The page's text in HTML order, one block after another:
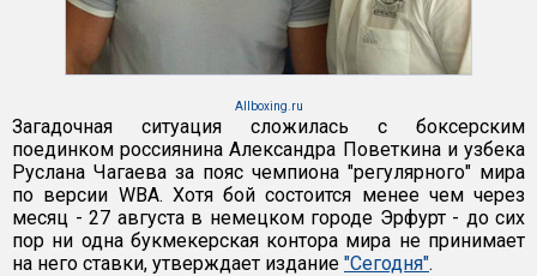
Allboxing.ru
Загадочная ситуация сложилась с боксерским
поединком россиянина Александра Поветкина и узбека
Руслана Чагаева за пояс чемпиона "регулярного" мира
по версии WBA. Хотя бой состоится менее чем через
месяц - 27 августа в немецком городе Эрфурт - до сих
пор ни одна букмекерская контора мира не принимает
на него ставки, утверждает издание "Сегодня".